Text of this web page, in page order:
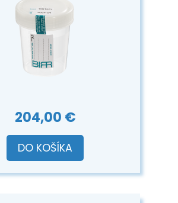
204,00 €
DO KOŠÍKA